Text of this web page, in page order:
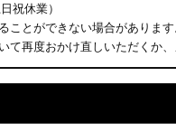
祝休業）
ことができない場合があります
て再度おかけ直しいただくか